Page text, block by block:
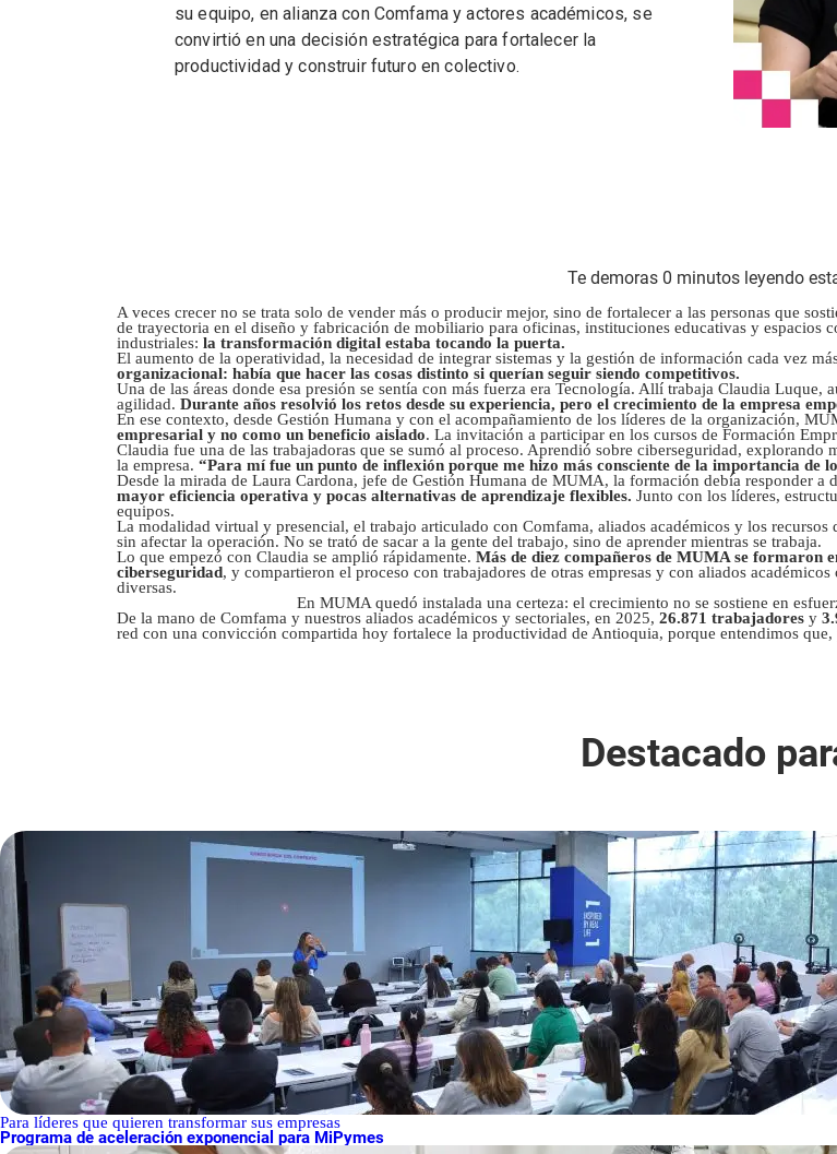
su equipo, en alianza con Comfama y actores académicos, se
convirtió en una decisión estratégica para fortalecer la
productividad y construir futuro en colectivo.
Te demoras 0 minutos leyendo
A veces crecer no se trata solo de vender más o producir mejor, sino de fortalecer a las personas que
de trayectoria en el diseño y fabricación de mobiliario para oficinas, instituciones educativas y espacios
industriales: la transformación digital estaba tocando la puerta.
El aumento de la operatividad, la necesidad de integrar sistemas y la gestión de información cada vez
organizacional: había que hacer las cosas distinto si querían seguir siendo competitivos.
Una de las áreas donde esa presión se sentía con más fuerza era Tecnología. Allí trabaja Claudia
agilidad. Durante años resolvió los retos desde su experiencia, pero el crecimiento de la empresa
En ese contexto, desde Gestión Humana y con el acompañamiento de los líderes de la organización,
empresarial y no como un beneficio aislado. La invitación a participar en los cursos de Formación
Claudia fue una de las trabajadoras que se sumó al proceso. Aprendió sobre ciberseguridad, explorando
la empresa. “Para mí fue un punto de inflexión porque me hizo más consciente de la importancia de
Desde la mirada de Laura Cardona, jefe de Gestión Humana de MUMA, la formación debía responder a
mayor eficiencia operativa y pocas alternativas de aprendizaje flexibles. Junto con los líderes,
equipos.
La modalidad virtual y presencial, el trabajo articulado con Comfama, aliados académicos y los
sin afectar la operación. No se trató de sacar a la gente del trabajo, sino de aprender mientras se trabaja.
Lo que empezó con Claudia se amplió rápidamente. Más de diez compañeros de MUMA se formaron
ciberseguridad, y compartieron el proceso con trabajadores de otras empresas y con aliados
diversas.
En MUMA quedó instalada una certeza: el crecimiento no se sostiene en
De la mano de Comfama y nuestros aliados académicos y sectoriales, en 2025, 26.871 trabajadoresy
red con una convicción compartida hoy fortalece la productividad de Antioquia, porque entendimos
Destacado
Para líderes que quieren transformar sus empresas
Programa de aceleración exponencial para MiPymes